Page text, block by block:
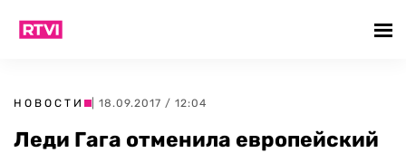
НОВОСТИ | 18.09.2017 / 12:04
Леди Гага отменила европейский